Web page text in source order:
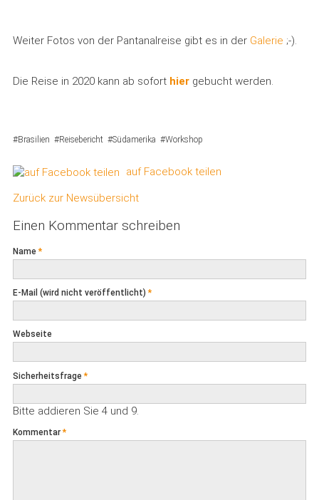
Weiter Fotos von der Pantanalreise gibt es in der Galerie ;-).
Die Reise in 2020 kann ab sofort hier gebucht werden.
Brasilien Reisebericht Südamerika Workshop
auf Facebook teilen
Zurück zur Newsübersicht
Einen Kommentar schreiben
Name *
E-Mail (wird nicht veröffentlicht) *
Webseite
Sicherheitsfrage *
Bitte addieren Sie 4 und 9.
Kommentar *